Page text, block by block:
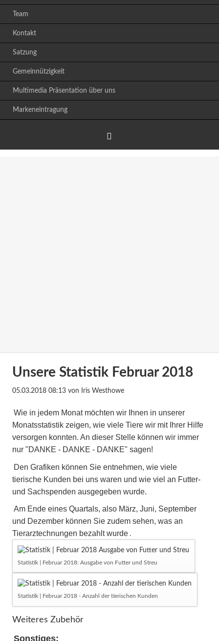
Team
Kontakt
Satzung
Gemeinnützigkeit
Multimedia Präsentation über uns
Markeneintragung
Unsere Statistik Februar 2018
05.03.2018 08:13von Iris Westhowe
Wie in jedem Monat möchten wir Ihnen in unserer
Monatsstatistik zeigen, wie viele Tiere wir mit Ihrer Hilfe
versorgen konnten. An dieser Stelle können wir immer
nur "DANKE - DANKE - DANKE" sagen!
Den Grafiken können Sie entnehmen, wie viele
tierische Kunden bei uns waren und wie viel an Futter-
und Sachspenden ausgegeben wurde.
Am Ende eines Quartals, also März, Juni, September
und Dezember können Sie zudem sehen, was an
Tierarztechnungen bezahlt wurde .
Statistik | Februar 2018: Ausgabe von Futter und Streu
Statistik | Februar 2018 - Anzahl der tierischen Kunden
Weiteres Zubehör
Sonstiges: